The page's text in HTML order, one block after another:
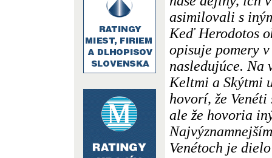
asimilovali s
Keď Herodotos
opisuje pomery
nasledujúce. Na
Keltmi a Skýtmi
hovorí, že
ale že hovoria
Venétoch je